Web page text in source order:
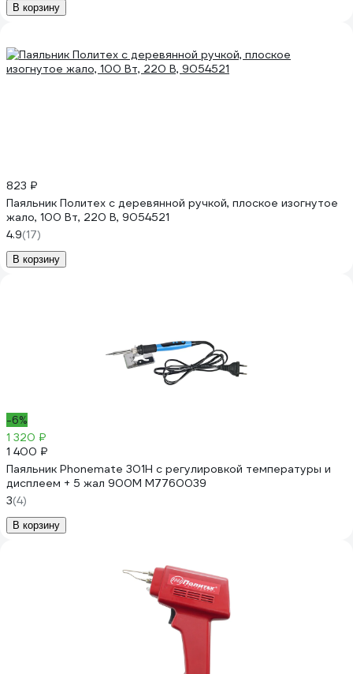
В корзину
823 ₽
Паяльник Политех с деревянной ручкой, плоское изогнутое
жало, 100 Вт, 220 В, 9054521
4.9(17)
В корзину
-6%
1 320 ₽
1 400 ₽
Паяльник Phonemate 301H с регулировкой температуры и
дисплеем + 5 жал 900М М7760039
3(4)
В корзину